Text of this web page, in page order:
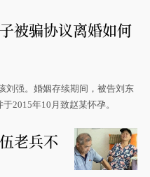
被骗协议离婚如何
刘强。婚姻存续期间，被告刘东
2015年10月致赵某怀孕。
老兵不